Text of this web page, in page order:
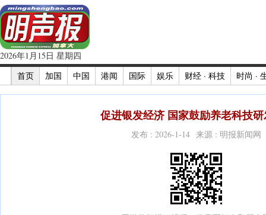
2026年1月15日 星期四
首页
加国 中国 港闻 国际 娱乐 财经 · 科技 时尚 ·
促进银发经济 国家鼓励养老科技
发布 : 2026-1-14 来源 : 明报新闻网